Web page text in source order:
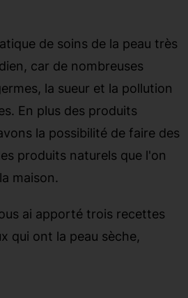
de soins de la peau très
car de nombreuses
la sueur et la pollution
En plus des produits
la possibilité de faire des
produits naturels que l'on
maison.
ai apporté trois recettes
qui ont la peau sèche,